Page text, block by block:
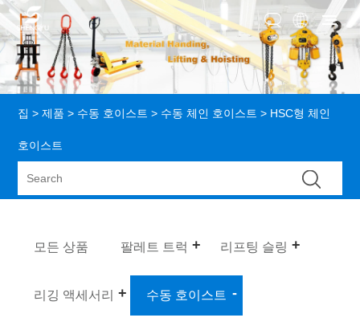
집 > 제품 > 수동 호이스트 > 수동 체인 호이스트 > HSC형 체인
호이스트
모든 상품 팔레트 트럭 리프팅 슬링
리깅 액세서리 수동 호이스트